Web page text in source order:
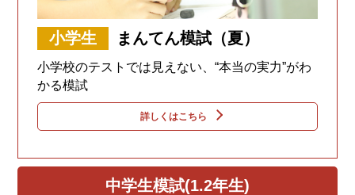
小学生 まんてん模試（夏）
小学校のテストでは見えない、“本当の実力”がわ
かる模試
詳しくはこちら
中学生模試(1.2年生)